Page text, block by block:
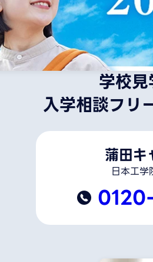
学校
入学相談フリ
蒲田キ
日本工学